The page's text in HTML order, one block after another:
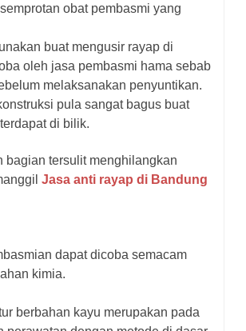
obat pembasmi yang
buat mengusir rayap di
oleh jasa pembasmi hama sebab
melaksanakan penyuntikan.
pula sangat bagus buat
di bilik.
bagian tersulit menghilangkan
Jasa anti rayap di Bandung
dapat dicoba semacam
kimia.
berbahan kayu merupakan pada